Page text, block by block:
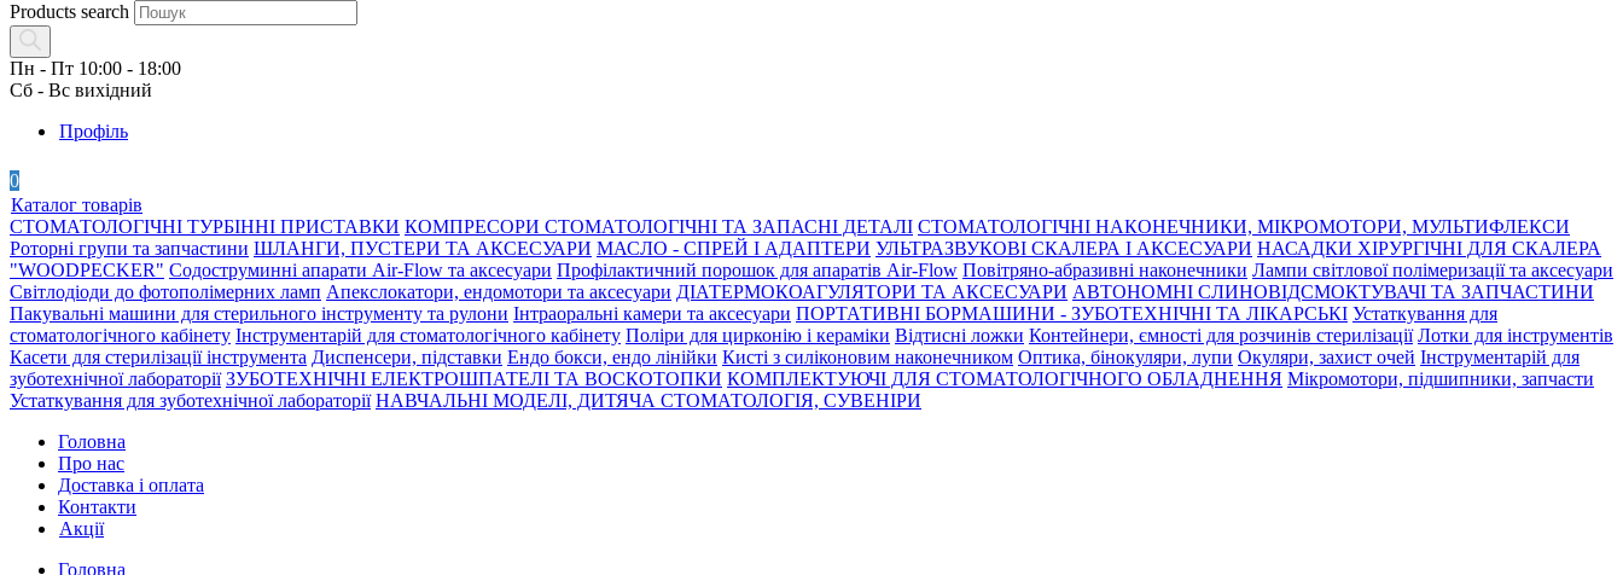
Products search
Пн - Пт 10:00 - 18:00
Сб - Вс вихідний
Профіль
0
Каталог товарів
СТОМАТОЛОГІЧНІ ТУРБІННІ ПРИСТАВКИ КОМПРЕСОРИ СТОМАТОЛОГІЧНІ ТА ЗАПАСНІ ДЕТАЛІ СТОМАТОЛОГІЧНІ НАКОНЕЧНИКИ, МІКРОМОТОРИ, МУЛЬТИФЛЕКСИ
Роторні групи та запчастини ШЛАНГИ, ПУСТЕРИ ТА АКСЕСУАРИ МАСЛО - СПРЕЙ І АДАПТЕРИ УЛЬТРАЗВУКОВІ СКАЛЕРА І АКСЕСУАРИ НАСАДКИ ХІРУРГІЧНІ ДЛЯ СКАЛЕРА
"WOODPECKER" Содоструминні апарати Air-Flow та аксесуари Профілактичний порошок для апаратів Air-Flow Повітряно-абразивні наконечники Лампи світлової полімеризації та аксесуари
Світлодіоди до фотополімерних ламп Апекслокатори, ендомотори та аксесуари ДІАТЕРМОКОАГУЛЯТОРИ ТА АКСЕСУАРИ АВТОНОМНІ СЛИНОВІДСМОКТУВАЧІ ТА ЗАПЧАСТИНИ
Пакувальні машини для стерильного інструменту та рулони Інтраоральні камери та аксесуари ПОРТАТИВНІ БОРМАШИНИ - ЗУБОТЕХНІЧНІ ТА ЛІКАРСЬКІ Устаткування для
стоматологічного кабінету Інструментарій для стоматологічного кабінету Поліри для цирконію і кераміки Відтисні ложки Контейнери, ємності для розчинів стерилізації Лотки для інструментів
Касети для стерилізації інструмента Диспенсери, підставки Ендо бокси, ендо лінійки Кисті з силіконовим наконечником Оптика, бінокуляри, лупи Окуляри, захист очей Інструментарій для
зуботехнічної лабораторії ЗУБОТЕХНІЧНІ ЕЛЕКТРОШПАТЕЛІ ТА ВОСКОТОПКИ КОМПЛЕКТУЮЧІ ДЛЯ СТОМАТОЛОГІЧНОГО ОБЛАДНЕННЯ Мікромотори, підшипники, запчасти
Устаткування для зуботехнічної лабораторії НАВЧАЛЬНІ МОДЕЛІ, ДИТЯЧА СТОМАТОЛОГІЯ, СУВЕНІРИ
Головна
Про нас
Доставка і оплата
Контакти
Акції
Головна